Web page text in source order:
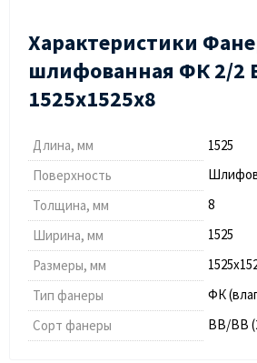
Характеристики
шлифованная ФК 2/2
1525х1525х8
Длина, мм
1525
Поверхность
Толщина, мм
8
Ширина, мм
1525
Размеры, мм
Тип фанеры
ФК
Сорт фанеры
ВВ/ВВ